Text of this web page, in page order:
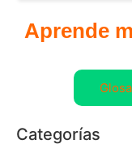
Aprende
Categorías